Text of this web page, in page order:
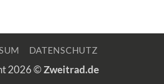
DATENSCHUTZ
2026 ©Zweitrad.de